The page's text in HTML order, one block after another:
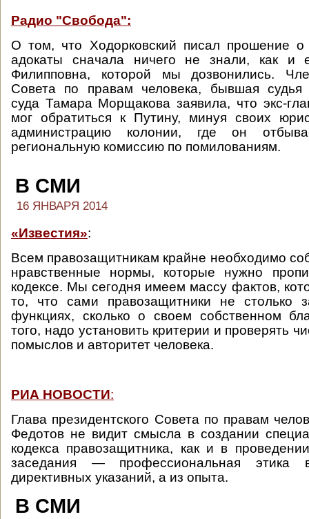
Радио "Свобода":
О том, что Ходорковский писал прошение о
адокаты сначала ничего не знали, как и
Филипповна, которой мы дозвонились.
Совета по правам человека, бывшая судья
суда Тамара Морщакова заявила, что экс-
мог обратиться к Путину, минуя своих
администрацию колонии, где он
региональную комиссию по помилованиям.
В СМИ
16 ЯНВАРЯ 2014
«Известия»:
Всем правозащитникам крайне необходимо
нравственные нормы, которые нужно
кодексе. Мы сегодня имеем массу фактов,
то, что сами правозащитники не столько
функциях, сколько о своем собственном
того, надо установить критерии и проверять
помыслов и авторитет человека.
РИА НОВОСТИ:
Глава президентского Совета по правам
Федотов не видит смысла в создании
кодекса правозащитника, как и в
заседания — профессиональная этика
директивных указаний, а из опыта.
В СМИ